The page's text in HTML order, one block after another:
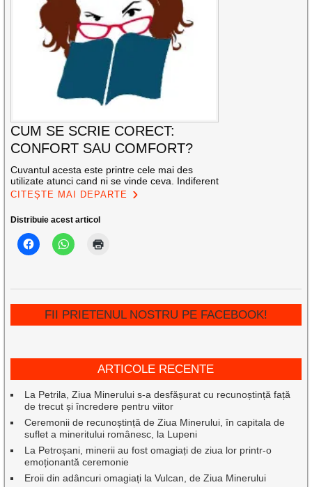
CUM SE SCRIE CORECT:
CONFORT SAU COMFORT?
Cuvantul acesta este printre cele mai des
utilizate atunci cand ni se vinde ceva. Indiferent
CITEȘTE MAI DEPARTE
Distribuie acest articol
FII PRIETENUL NOSTRU PE FACEBOOK!
ARTICOLE RECENTE
La Petrila, Ziua Minerului s-a desfășurat cu recunoștință față
de trecut și încredere pentru viitor
Ceremonii de recunoștință de Ziua Minerului, în capitala de
suflet a mineritului românesc, la Lupeni
La Petroșani, minerii au fost omagiați de ziua lor printr-o
emoționantă ceremonie
Eroii din adâncuri omagiați la Vulcan, de Ziua Minerului